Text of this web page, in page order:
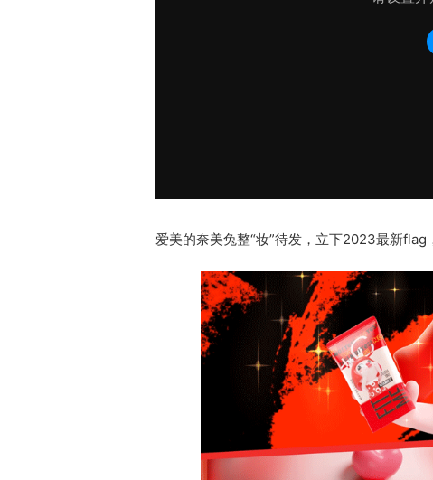
爱美的奈美兔整“妆”待发，立下2023最新flag